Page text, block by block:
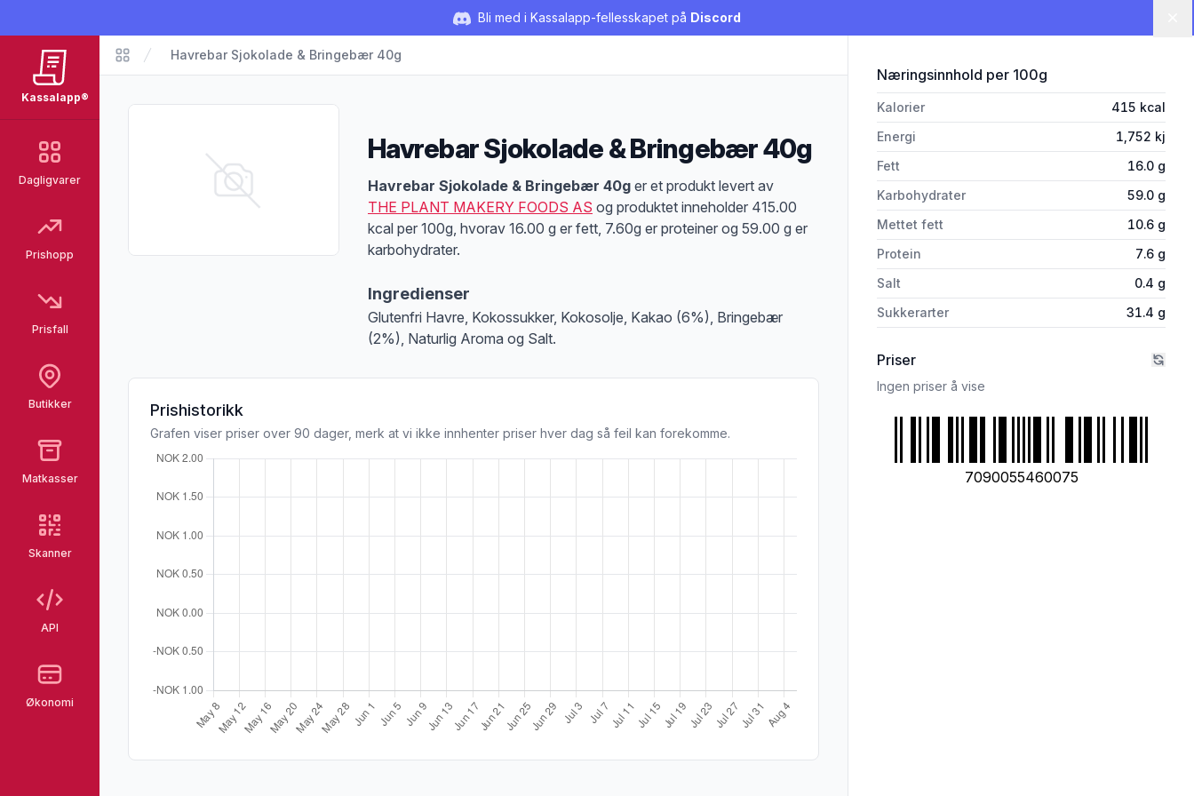
Bli med i Kassalapp-fellesskapet på Discord
Kassalapp®
Dagligvarer
Prishopp
Prisfall
Butikker
Matkasser
Skanner
API
Økonomi
Matvarer
Havrebar Sjokolade & Bringebær 40g
Havrebar Sjokolade & Bringebær 40g
Produktbeskrivelse
Havrebar Sjokolade & Bringebær 40g er et produkt levert av
THE PLANT MAKERY FOODS AS og produktet inneholder 415.00
kcal per 100g, hvorav 16.00 g er fett, 7.60g er proteiner og 59.00 g er
karbohydrater.
Ingredienser
Glutenfri Havre, Kokossukker, Kokosolje, Kakao (6%), Bringebær
(2%), Naturlig Aroma og Salt.
Prishistorikk
Grafen viser priser over 90 dager, merk at vi ikke innhenter priser hver dag så feil kan forekomme.
Næringsinnhold for 'Havrebar Sjokolade &
per 100g
Kalorier 415 kcal
Energi
1,752 kj
Fett
16.0 g
Karbohydrater
59.0 g
Mettet fett
10.6 g
Protein
7.6 g
Salt
0.4 g
Sukkerarter
31.4 g
Priser
Ingen priser å vise
7090055460075